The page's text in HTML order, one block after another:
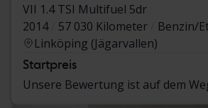
VII 1.4 TSI Multifuel 5dr
2014
57 030 Kilometer
Benzin/
Linköping (Jägarvallen)
Startpreis
Unsere Bewertung ist auf dem